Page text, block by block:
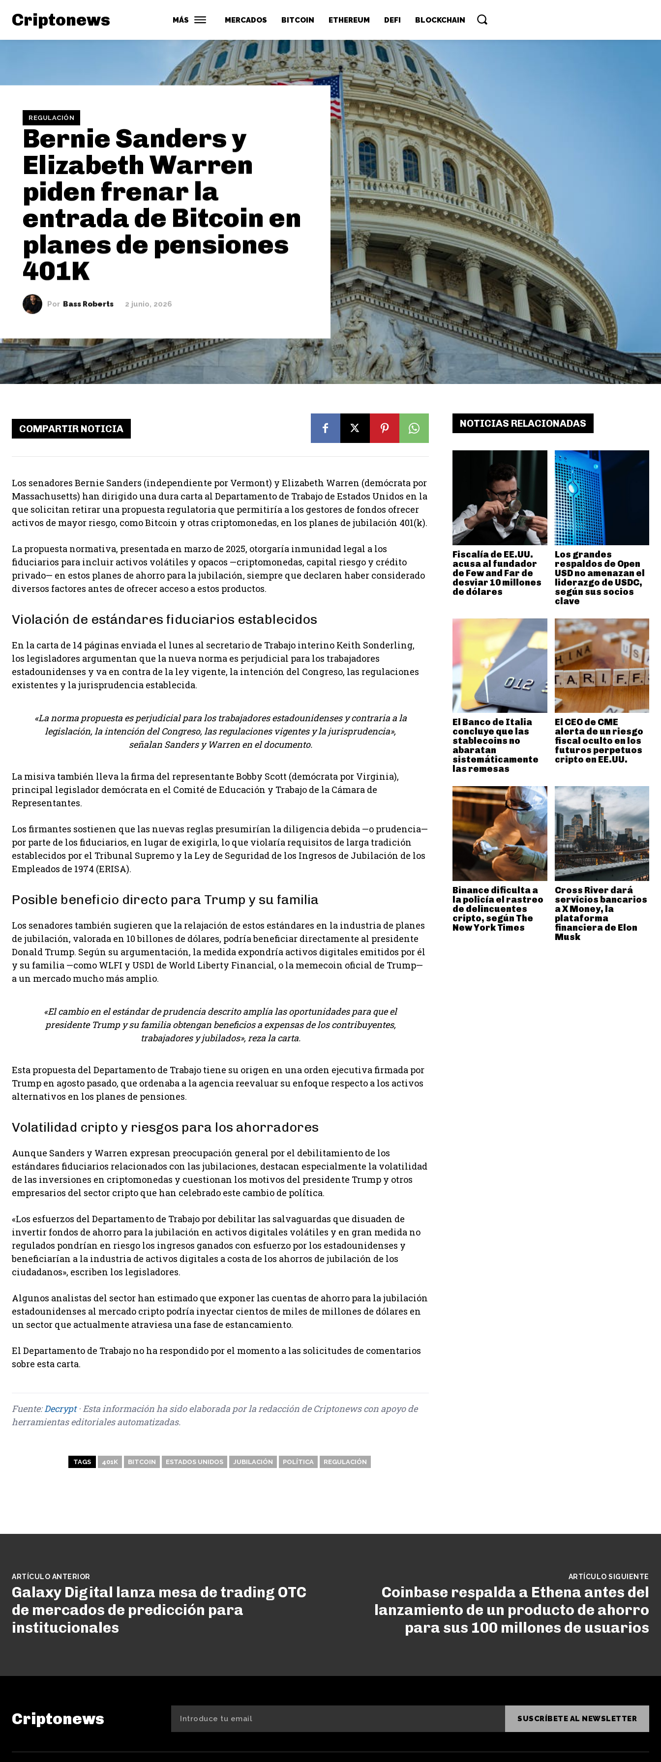
Criptonews MÁS MERCADOS BITCOIN ETHEREUM DEFI BLOCKCHAIN
REGULACIÓN
Bernie Sanders y
Elizabeth Warren
piden frenar la
entrada de Bitcoin en
planes de pensiones
401K
Por Bass Roberts 2 junio, 2026
COMPARTIR NOTICIA
Los senadores Bernie Sanders (independiente por Vermont) y Elizabeth Warren (demócrata por
Massachusetts) han dirigido una dura carta al Departamento de Trabajo de Estados Unidos en la
que solicitan retirar una propuesta regulatoria que permitiría a los gestores de fondos ofrecer
activos de mayor riesgo, como Bitcoin y otras criptomonedas, en los planes de jubilación 401(k).
La propuesta normativa, presentada en marzo de 2025, otorgaría inmunidad legal a los
fiduciarios para incluir activos volátiles y opacos —criptomonedas, capital riesgo y crédito
privado— en estos planes de ahorro para la jubilación, siempre que declaren haber considerado
diversos factores antes de ofrecer acceso a estos productos.
Violación de estándares fiduciarios establecidos
En la carta de 14 páginas enviada el lunes al secretario de Trabajo interino Keith Sonderling,
los legisladores argumentan que la nueva norma es perjudicial para los trabajadores
estadounidenses y va en contra de la ley vigente, la intención del Congreso, las regulaciones
existentes y la jurisprudencia establecida.
«La norma propuesta es perjudicial para los trabajadores estadounidenses y contraria a la
legislación, la intención del Congreso, las regulaciones vigentes y la jurisprudencia»,
señalan Sanders y Warren en el documento.
La misiva también lleva la firma del representante Bobby Scott (demócrata por Virginia),
principal legislador demócrata en el Comité de Educación y Trabajo de la Cámara de
Representantes.
Los firmantes sostienen que las nuevas reglas presumirían la diligencia debida —o prudencia—
por parte de los fiduciarios, en lugar de exigirla, lo que violaría requisitos de larga tradición
establecidos por el Tribunal Supremo y la Ley de Seguridad de los Ingresos de Jubilación de los
Empleados de 1974 (ERISA).
Posible beneficio directo para Trump y su familia
Los senadores también sugieren que la relajación de estos estándares en la industria de planes
de jubilación, valorada en 10 billones de dólares, podría beneficiar directamente al presidente
Donald Trump. Según su argumentación, la medida expondría activos digitales emitidos por él
y su familia —como WLFI y USD1 de World Liberty Financial, o la memecoin oficial de Trump—
a un mercado mucho más amplio.
«El cambio en el estándar de prudencia descrito amplía las oportunidades para que el
presidente Trump y su familia obtengan beneficios a expensas de los contribuyentes,
trabajadores y jubilados», reza la carta.
Esta propuesta del Departamento de Trabajo tiene su origen en una orden ejecutiva firmada por
Trump en agosto pasado, que ordenaba a la agencia reevaluar su enfoque respecto a los activos
alternativos en los planes de pensiones.
Volatilidad cripto y riesgos para los ahorradores
Aunque Sanders y Warren expresan preocupación general por el debilitamiento de los
estándares fiduciarios relacionados con las jubilaciones, destacan especialmente la volatilidad
de las inversiones en criptomonedas y cuestionan los motivos del presidente Trump y otros
empresarios del sector cripto que han celebrado este cambio de política.
«Los esfuerzos del Departamento de Trabajo por debilitar las salvaguardas que disuaden de
invertir fondos de ahorro para la jubilación en activos digitales volátiles y en gran medida no
regulados pondrían en riesgo los ingresos ganados con esfuerzo por los estadounidenses y
beneficiarían a la industria de activos digitales a costa de los ahorros de jubilación de los
ciudadanos», escriben los legisladores.
Algunos analistas del sector han estimado que exponer las cuentas de ahorro para la jubilación
estadounidenses al mercado cripto podría inyectar cientos de miles de millones de dólares en
un sector que actualmente atraviesa una fase de estancamiento.
El Departamento de Trabajo no ha respondido por el momento a las solicitudes de comentarios
sobre esta carta.
Fuente:Decrypt· Esta información ha sido elaborada por la redacción de Criptonews con apoyo de
herramientas editoriales automatizadas.
TAGS 401K BITCOIN ESTADOS UNIDOS JUBILACIÓN POLÍTICA REGULACIÓN
NOTICIAS RELACIONADAS
Fiscalía de EE.UU.
acusa al fundador
de Few and Far de
desviar 10 millones
de dólares
Los grandes
respaldos de Open
USD no amenazan el
liderazgo de USDC,
según sus socios
clave
El Banco de Italia
concluye que las
stablecoins no
abaratan
sistemáticamente
las remesas
El CEO de CME
alerta de un riesgo
fiscal oculto en los
futuros perpetuos
cripto en EE.UU.
Binance dificulta a
la policía el rastreo
de delincuentes
cripto, según The
New York Times
Cross River dará
servicios bancarios
a X Money, la
plataforma
financiera de Elon
Musk
ARTÍCULO ANTERIOR
Galaxy Digital lanza mesa de trading OTC
de mercados de predicción para
institucionales
ARTÍCULO SIGUIENTE
Coinbase respalda a Ethena antes del
lanzamiento de un producto de ahorro
para sus 100 millones de usuarios
Criptonews SUSCRÍBETE AL NEWSLETTER